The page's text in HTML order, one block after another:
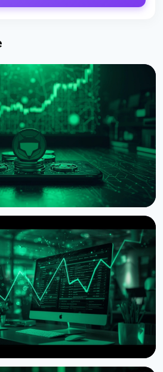
AI-кошелек Agent Wallet для